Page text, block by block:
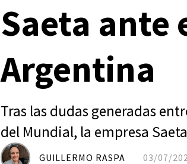
Saeta ante
Argentina
Tras las dudas generadas
del Mundial, la empresa
03/07/
GUILLERMO RASPA